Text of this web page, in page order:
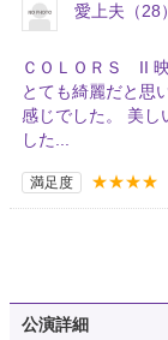
愛上夫（28）
ＣＯＬＯＲＳ II
とても綺麗だと思
感じでした。 美し
した...
満足度 ★★★★
公演詳細